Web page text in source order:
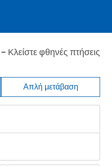
Κλείστε φθηνές πτήσεις
Απλή μετάβαση